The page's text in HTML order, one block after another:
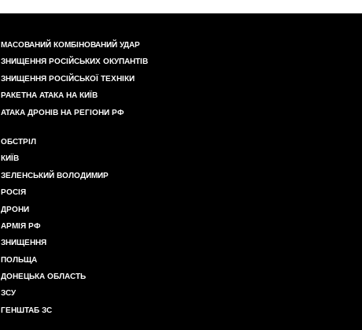
МАСОВАНИЙ КОМБІНОВАНИЙ УДАР
ЗНИЩЕННЯ РОСІЙСЬКИХ ОКУПАНТІВ
ЗНИЩЕННЯ РОСІЙСЬКОЇ ТЕХНІКИ
РАКЕТНА АТАКА НА КИЇВ
АТАКА ДРОНІВ НА РЕГІОНИ РФ
ОБСТРІЛ
КИЇВ
ЗЕЛЕНСЬКИЙ ВОЛОДИМИР
РОСІЯ
ДРОНИ
АРМІЯ РФ
ЗНИЩЕННЯ
ПОЛЬЩА
ДОНЕЦЬКА ОБЛАСТЬ
ЗСУ
ГЕНШТАБ ЗС